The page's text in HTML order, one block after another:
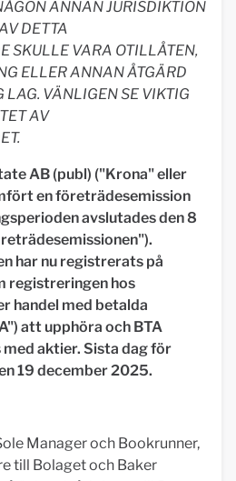
ANNAN JURISDIKTION
DETTA
SKULLE VARA OTILLÅTEN,
ELLER ANNAN ÅTGÄRD
VÄNLIGEN SE VIKTIG
AV
AB (publ) ("Krona" eller
en företrädesemission
avslutades den 8
har nu registrerats på
registreringen hos
handel med betalda
att upphöra och BTA
aktier. Sista dag för
19 december 2025.
Manager och Bookrunner,
till Bolaget och Baker